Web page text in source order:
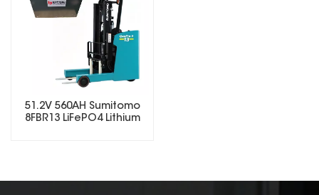
51.2V 560AH Sumitomo
8FBR13 LiFePO4 Lithium